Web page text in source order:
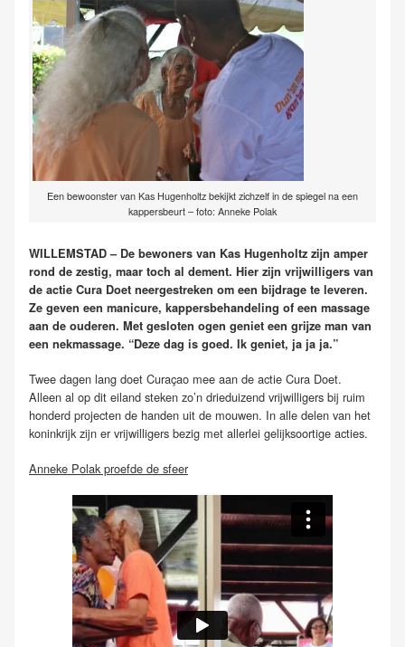
Een bewoonster van Kas Hugenholtz bekijkt zichzelf in de spiegel na een
kappersbeurt – foto: Anneke Polak
WILLEMSTAD – De bewoners van Kas Hugenholtz zijn amper
rond de zestig, maar toch al dement. Hier zijn vrijwilligers van
de actie Cura Doet neergestreken om een bijdrage te leveren.
Ze geven een manicure, kappersbehandeling of een massage
aan de ouderen. Met gesloten ogen geniet een grijze man van
een nekmassage. “Deze dag is goed. Ik geniet, ja ja ja.”
Twee dagen lang doet Curaçao mee aan de actie Cura Doet.
Alleen al op dit eiland steken zo’n drieduizend vrijwilligers bij ruim
honderd projecten de handen uit de mouwen. In alle delen van het
koninkrijk zijn er vrijwilligers bezig met allerlei gelijksoortige acties.
Anneke Polak proefde de sfeer